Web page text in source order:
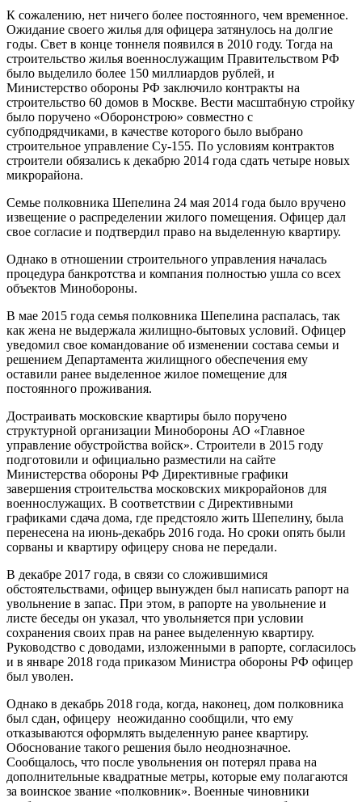
К сожалению, нет ничего более постоянного, чем временное.
Ожидание своего жилья для офицера затянулось на долгие
годы. Свет в конце тоннеля появился в 2010 году. Тогда на
строительство жилья военнослужащим Правительством РФ
было выделило более 150 миллиардов рублей, и
Министерство обороны РФ заключило контракты на
строительство 60 домов в Москве. Вести масштабную стройку
было поручено «Оборонстрою» совместно с
субподрядчиками, в качестве которого было выбрано
строительное управление Су-155. По условиям контрактов
строители обязались к декабрю 2014 года сдать четыре новых
микрорайона.
Семье полковника Шепелина 24 мая 2014 года было вручено
извещение о распределении жилого помещения. Офицер дал
свое согласие и подтвердил право на выделенную квартиру.
Однако в отношении строительного управления началась
процедура банкротства и компания полностью ушла со всех
объектов Минобороны.
В мае 2015 года семья полковника Шепелина распалась, так
как жена не выдержала жилищно-бытовых условий. Офицер
уведомил свое командование об изменении состава семьи и
решением Департамента жилищного обеспечения ему
оставили ранее выделенное жилое помещение для
постоянного проживания.
Достраивать московские квартиры было поручено
структурной организации Минобороны АО «Главное
управление обустройства войск». Строители в 2015 году
подготовили и официально разместили на сайте
Министерства обороны РФ Директивные графики
завершения строительства московских микрорайонов для
военнослужащих. В соответствии с Директивными
графиками сдача дома, где предстояло жить Шепелину, была
перенесена на июнь-декабрь 2016 года. Но сроки опять были
сорваны и квартиру офицеру снова не передали.
В декабре 2017 года, в связи со сложившимися
обстоятельствами, офицер вынужден был написать рапорт на
увольнение в запас. При этом, в рапорте на увольнение и
листе беседы он указал, что увольняется при условии
сохранения своих прав на ранее выделенную квартиру.
Руководство с доводами, изложенными в рапорте, согласилось
и в январе 2018 года приказом Министра обороны РФ офицер
был уволен.
Однако в декабрь 2018 года, когда, наконец, дом полковника
был сдан, офицеру неожиданно сообщили, что ему
отказываются оформлять выделенную ранее квартиру.
Обоснование такого решения было неоднозначное.
Сообщалось, что после увольнения он потерял права на
дополнительные квадратные метры, которые ему полагаются
за воинское звание «полковник». Военные чиновники